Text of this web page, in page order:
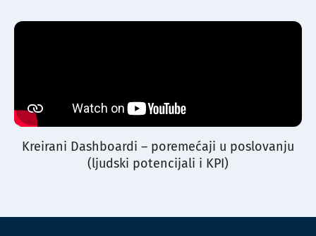
Kreirani Dashboardi – poremećaji u poslovanju
(ljudski potencijali i KPI)